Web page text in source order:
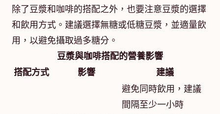
除了豆漿和咖啡的搭配之外，也要注意豆漿的選擇
和飲用方式。建議選擇無糖或低糖豆漿，並適量飲
用，以避免攝取過多糖分。
豆漿與咖啡搭配的營養影響
搭配方式
影響 建議
避免同時飲用，建議
間隔至少一小時